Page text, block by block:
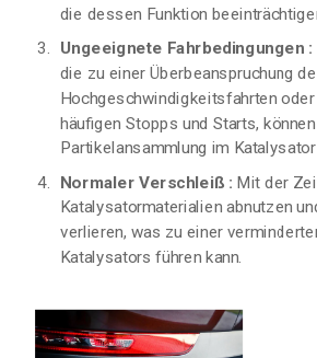
die dessen Funktion
Ungeeignete Fahrbedingungen :
die zu einer Überbeanspruchung
Hochgeschwindigkeitsfahrten
häufigen Stopps und Starts,
Partikelansammlung im
Normaler Verschleiß : Mit der
Katalysatormaterialien abnutzen
verlieren, was zu einer
Katalysators führen kann.